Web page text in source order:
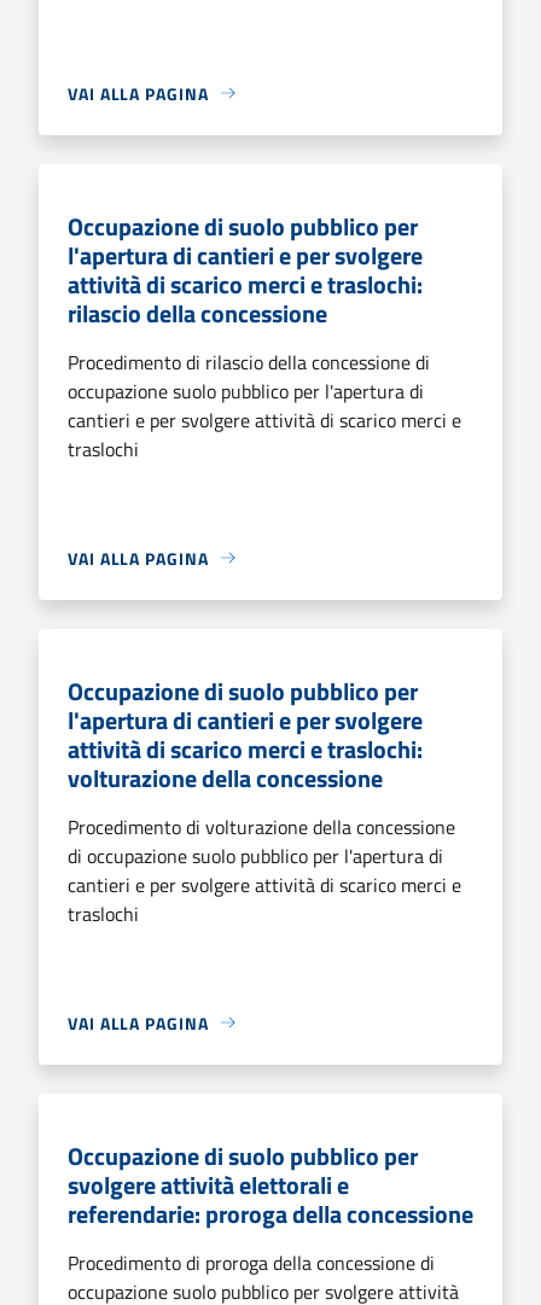
VAI ALLA PAGINA
Occupazione di suolo pubblico per
l'apertura di cantieri e per svolgere
attività di scarico merci e traslochi:
rilascio della concessione
Procedimento di rilascio della concessione di
occupazione suolo pubblico per l'apertura di
cantieri e per svolgere attività di scarico merci e
traslochi
VAI ALLA PAGINA
Occupazione di suolo pubblico per
l'apertura di cantieri e per svolgere
attività di scarico merci e traslochi:
volturazione della concessione
Procedimento di volturazione della concessione
di occupazione suolo pubblico per l'apertura di
cantieri e per svolgere attività di scarico merci e
traslochi
VAI ALLA PAGINA
Occupazione di suolo pubblico per
svolgere attività elettorali e
referendarie: proroga della concessione
Procedimento di proroga della concessione di
occupazione suolo pubblico per svolgere attività